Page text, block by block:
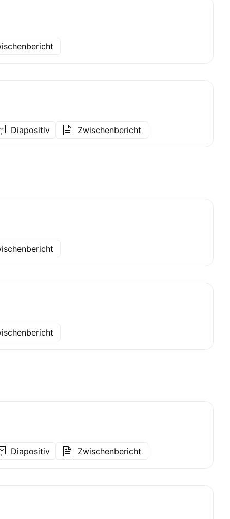
Diapositiv Zwischenbericht
Diapositiv Zwischenbericht